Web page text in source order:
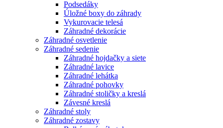
Podsedáky
Úložné boxy do záhrady
Vykurovacie telesá
Záhradné dekorácie
Záhradné osvetlenie
Záhradné sedenie
Záhradné hojdačky a siete
Záhradné lavice
Záhradné lehátka
Záhradné pohovky
Záhradné stoličky a kreslá
Závesné kreslá
Záhradné stoly
Záhradné zostavy